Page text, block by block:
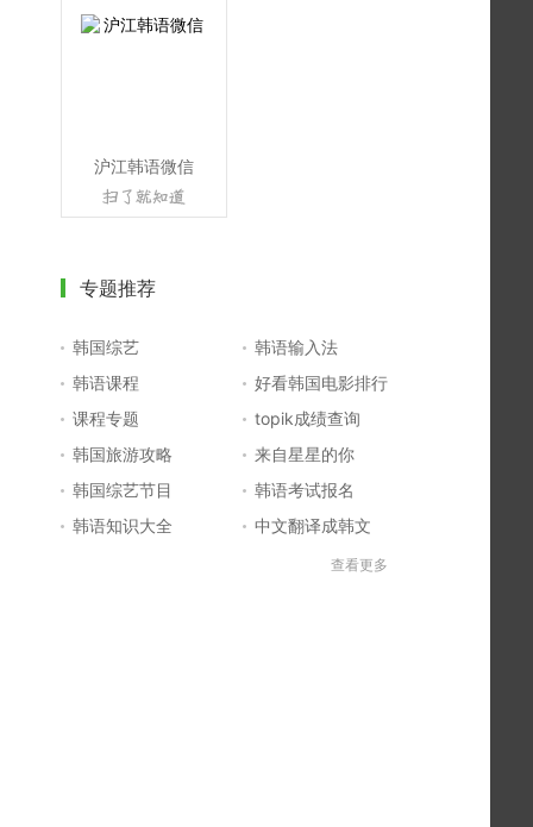
沪江韩语微信
专题推荐
韩国综艺
韩语输入法
韩语课程
好看韩国电影排行
课程专题
topik成绩查询
韩国旅游攻略
来自星星的你
韩国综艺节目
韩语考试报名
韩语知识大全
中文翻译成韩文
查看更多